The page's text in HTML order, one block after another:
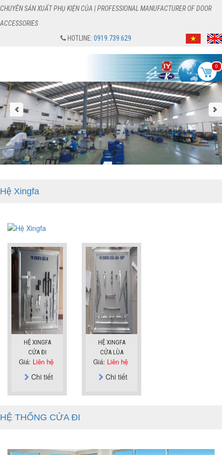
CHUYÊN SẢN XUẤT PHỤ KIỆN CỦA | PROFESSIONAL MANUFACTURER OF DOOR
ACCESSORIES
HOTLINE: 0919.739.629
0
Hệ Xingfa
HỆ XINGFA
CỬA ĐI
Giá: Liên hệ
Chi tiết
HỆ XINGFA
CỬA LÙA
Giá: Liên hệ
Chi tiết
HỆ THỐNG CỬA ĐI